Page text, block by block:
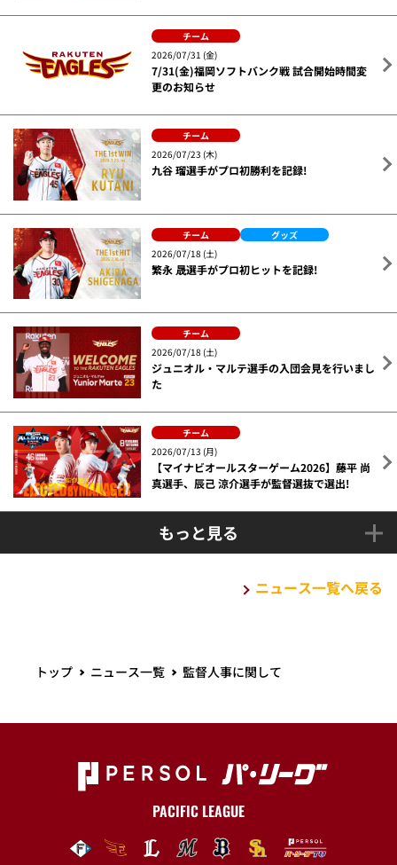
チーム
2026/07/31 (金)
7/31(金)福岡ソフトバンク戦 試合開始時間変
更のお知らせ
チーム
2026/07/23 (木)
九谷 瑠選手がプロ初勝利を記録!
チーム
グッズ
2026/07/18 (土)
繁永 晟選手がプロ初ヒットを記録!
チーム
2026/07/18 (土)
ジュニオル・マルテ選手の入団会見を行いまし
た
チーム
2026/07/13 (月)
【マイナビオールスターゲーム2026】藤平 尚
真選手、辰己 涼介選手が監督選抜で選出!
もっと見る
ニュース一覧へ戻る
トップ ニュース一覧 監督人事に関して
PACIFIC LEAGUE